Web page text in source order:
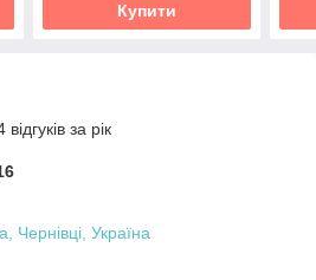
Купити
за рік
Чернівці, Україна